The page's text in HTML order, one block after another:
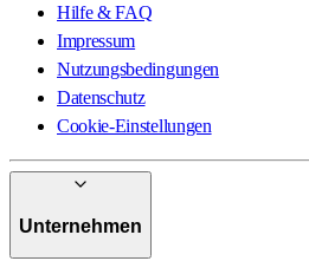
Hilfe & FAQ
Impressum
Nutzungsbedingungen
Datenschutz
Cookie-Einstellungen
Unternehmen